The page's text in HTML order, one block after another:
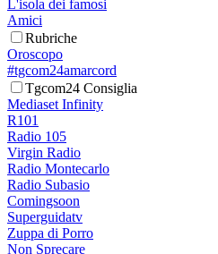
L'isola dei famosi
Amici
Rubriche
Oroscopo
#tgcom24amarcord
Tgcom24 Consiglia
Mediaset Infinity
R101
Radio 105
Virgin Radio
Radio Montecarlo
Radio Subasio
Comingsoon
Superguidatv
Zuppa di Porro
Non Sprecare